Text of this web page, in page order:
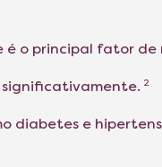
o principal fator de
significativamente. 2
diabetes e